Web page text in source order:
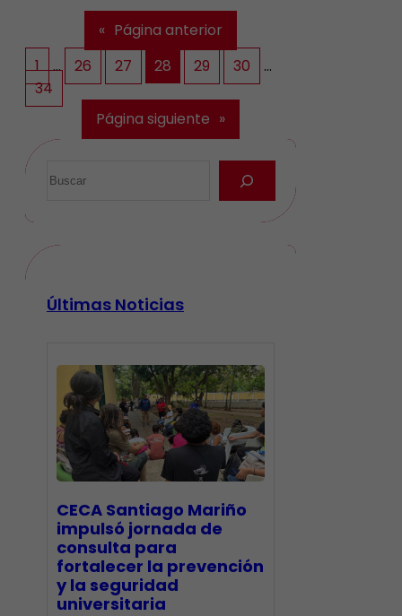
« Página anterior
1
… 26 27 28 29 30
…
34
Página siguiente »
Últimas Noticias
CECA Santiago Mariño
impulsó jornada de
consulta para
fortalecer la prevención
y la seguridad
universitaria